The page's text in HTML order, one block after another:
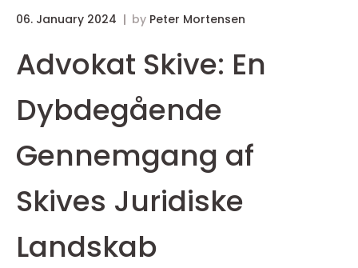
06. January 2024 by Peter Mortensen
Advokat Skive: En
Dybdegående
Gennemgang af
Skives Juridiske
Landskab